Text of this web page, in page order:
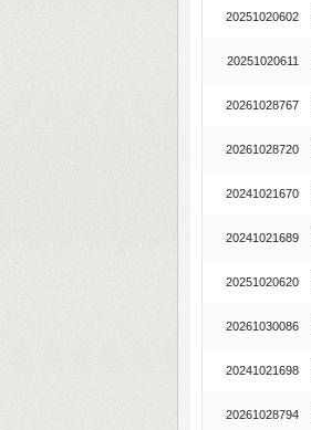
20251020602
20251020611
20261028767
20261028720
20241021670
20241021689
20251020620
20261030086
20241021698
20261028794